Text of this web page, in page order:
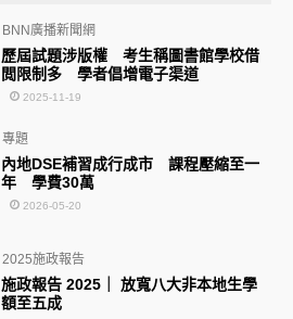
歷屆試題涉版權 考生稱圖書館學校借
閲限制多 學者倡增電子渠道
BNN廣播新聞網
2025-11-19
內地DSE補習成行成市 課程壓縮至一
年 學費30萬
專題
2026-05-20
施政報告 2025｜ 放寬八大非本地生學
額至五成
2025施政報告